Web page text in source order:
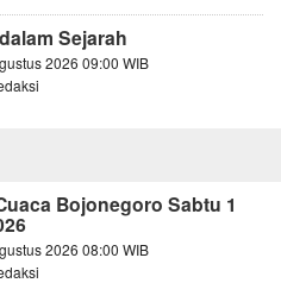
Sejarah
2026 09:00 WIB
Bojonegoro Sabtu 1
2026 08:00 WIB